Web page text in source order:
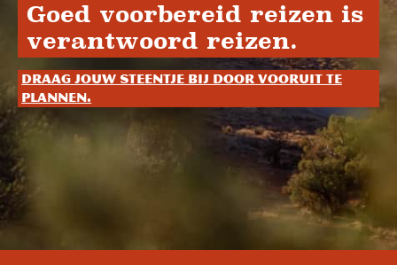
Goed voorbereid reizen is
verantwoord reizen.
Draag jouw steentje bij door vooruit te
plannen.